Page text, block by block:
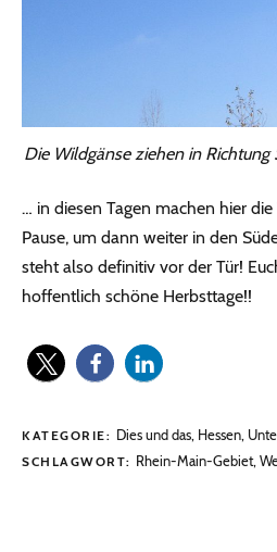
Die Wildgänse ziehen in Richtung
… in diesen Tagen machen hier
Pause, um dann weiter in den
steht also definitiv vor der Tür!
hoffentlich schöne Herbsttage!!
KATEGORIE: Dies und das, Hessen,
SCHLAGWORT: Rhein-Main-Gebiet,